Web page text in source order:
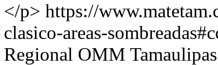
</p> https://
clasico-areas-
Regional OMM